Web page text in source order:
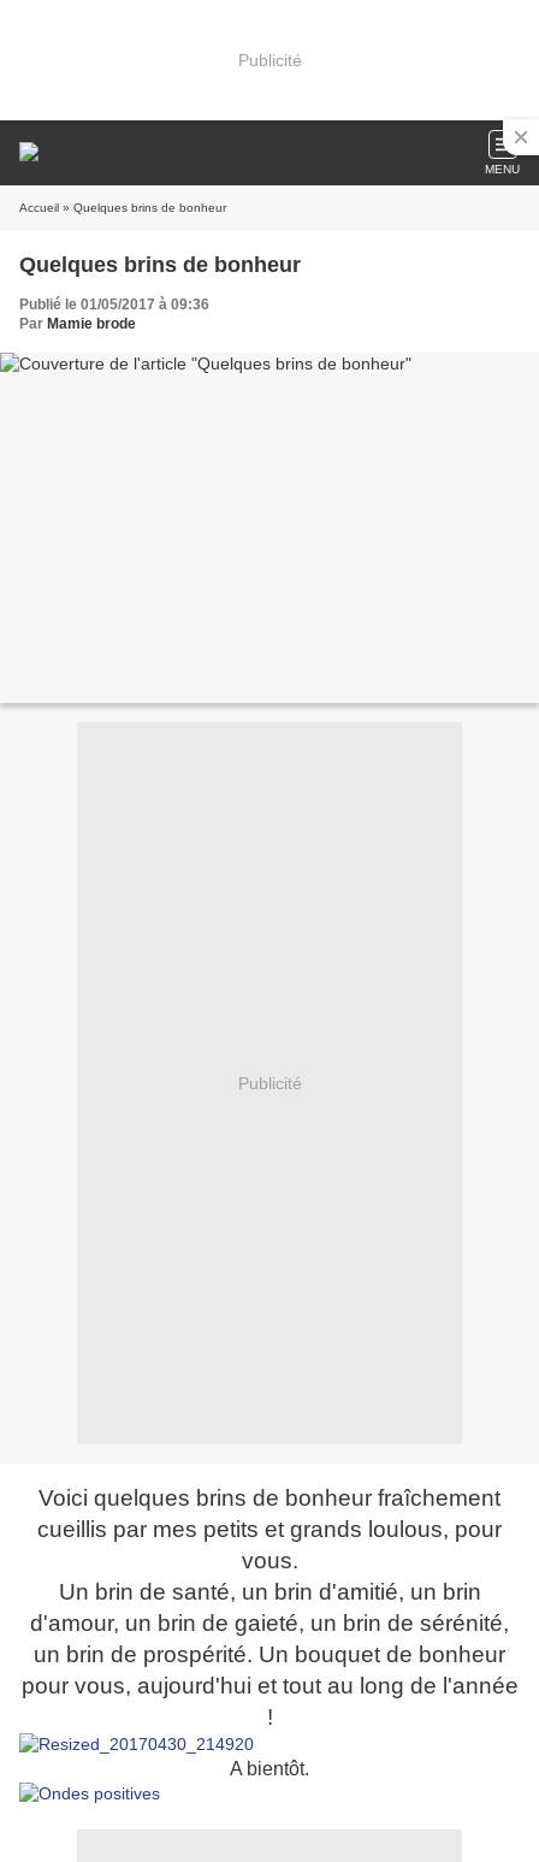
Publicité
MENU
Accueil » Quelques brins de bonheur
Quelques brins de bonheur
Publié le 01/05/2017 à 09:36
Par Mamie brode
Publicité
Voici quelques brins de bonheur fraîchement
cueillis par mes petits et grands loulous, pour
vous.
Un brin de santé, un brin d'amitié, un brin
d'amour, un brin de gaieté, un brin de sérénité,
un brin de prospérité. Un bouquet de bonheur
pour vous, aujourd'hui et tout au long de l'année
!
A bientôt.